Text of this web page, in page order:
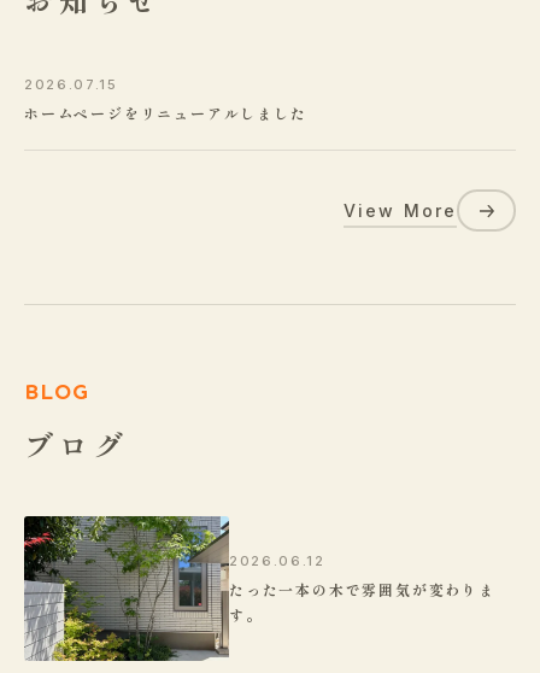
2026.07.15
ホームページをリニューアルしました
View More
BLOG
ブログ
2026.06.12
たった一本の木で雰囲気が変わりま
す。